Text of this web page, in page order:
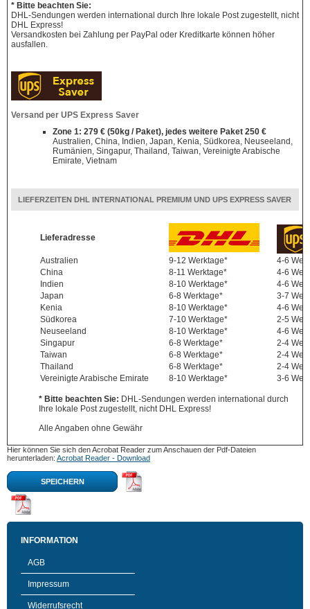
* Bitte beachten Sie:
DHL-Sendungen werden international durch Ihre lokale Post zugestellt, nicht
DHL Express!
Versandkosten bei Zahlung per PayPal oder Kreditkarte können höher
ausfallen.
Versand per UPS Express Saver
Zone 1: 279 € (50kg / Paket), jedes weitere Paket 250 €
Australien, China, Indien, Japan, Kenia, Südkorea, Neuseeland,
Rumänien, Singapur, Thailand, Taiwan, Vereinigte Arabische
Emirate, Vietnam
LIEFERZEITEN DHL INTERNATIONAL PREMIUM UND UPS EXPRESS SAVER
Lieferadresse
Australien 9-12 Werktage*
4-6
China
8-11 Werktage*
4-6
Indien
8-10 Werktage*
4-6
Japan
6-8 Werktage*
3-7
Kenia
8-10 Werktage*
4-6
Südkorea
7-10 Werktage*
2-5
Neuseeland
8-10 Werktage*
4-6
Singapur
6-8 Werktage*
2-4
Taiwan
6-8 Werktage*
2-4
Thailand
6-8 Werktage*
2-4
Vereinigte Arabische Emirate
8-10 Werktage* 3-6
* Bitte beachten Sie: DHL-Sendungen werden international durch
Ihre lokale Post zugestellt, nicht DHL Express!
Alle Angaben ohne Gewähr
Hier können Sie sich den Acrobat Reader zum Anschauen der Pdf-Dateien
herunterladen: Acrobat Reader - Download
SPEICHERN
INFORMATION
AGB
Impressum
Widerrufsrecht